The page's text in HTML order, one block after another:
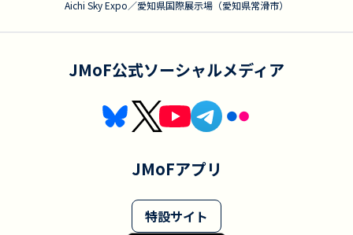
Aichi Sky Expo／愛知県国際展示場（愛知県常滑市）
JMoF公式ソーシャルメディア
JMoFアプリ
特設サイト